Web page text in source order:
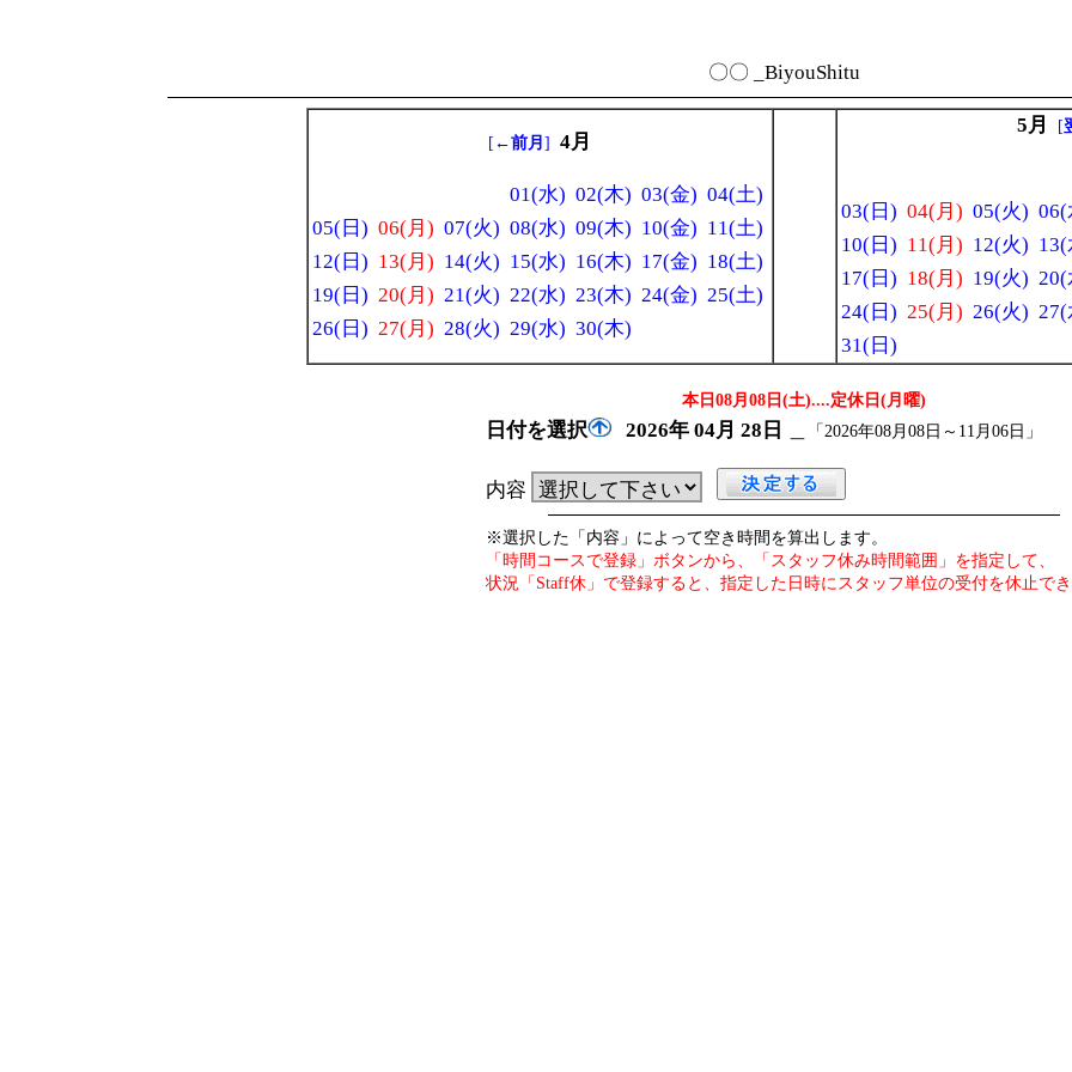
〇〇 _BiyouShitu
[ ←前月 ] 4月
01(水) 02(木) 03(金) 04(土)
05(日) 06(月) 07(火) 08(水) 09(木) 10(金) 11(土)
12(日) 13(月) 14(火) 15(水) 16(木) 17(金) 18(土)
19(日) 20(月) 21(火) 22(水) 23(木) 24(金) 25(土)
26(日) 27(月) 28(火) 29(水) 30(木)
5月 [
03(日) 04(月) 05(火) 06(
10(日) 11(月) 12(火)
17(日) 18(月) 19(火) 20(
24(日) 25(月) 26(火) 27(
31(日)
本日08月08日(土)....定休日(月曜)
日付を選択 2026年 04月 28日 「2026年08月08日～11月06日」
内容
※選択した「内容」によって空き時間を算出します。
「時間コースで登録」ボタンから、「スタッフ休み時間範囲」を指定して、
状況「Staff休」で登録すると、指定した日時にスタッフ単位の受付を休止で